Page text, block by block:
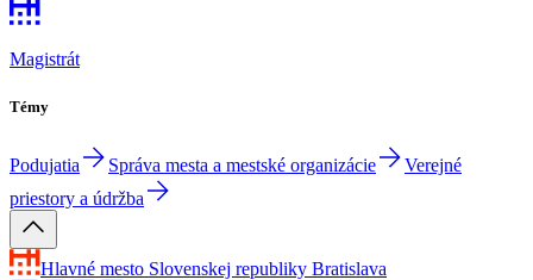
Magistrát
Témy
Podujatia Správa mesta a mestské organizácie
Verejné
priestory a údržba
Hlavné mesto Slovenskej republiky Bratislava